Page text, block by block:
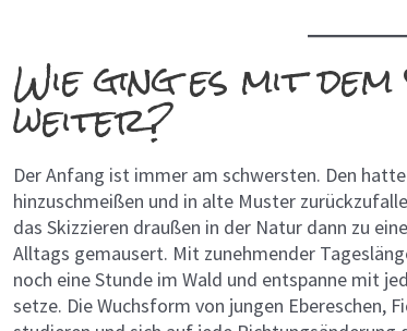
Wie ging es mit
weiter?
Der Anfang ist immer am schwersten. Den
hinzuschmeißen und in alte Muster
das Skizzieren draußen in der Natur dann zu
Alltags gemausert. Mit zunehmender
noch eine Stunde im Wald und entspanne mit
setze. Die Wuchsform von jungen Ebereschen,